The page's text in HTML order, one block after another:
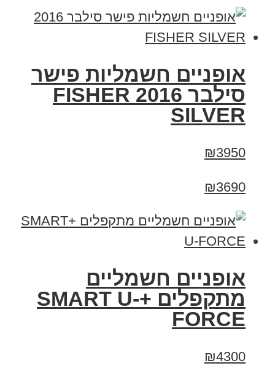
אופניים חשמליות פישר
סילבר 2016 FISHER
SILVER
₪3950
₪3690
אופניים חשמליים
מתקפלים +SMART U-
FORCE
₪4300